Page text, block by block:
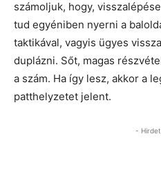
számoljuk, hogy,
tud egyéniben nyerni a
taktikával, vagyis ügyes
duplázni. Sőt, magas
a szám. Ha így lesz, akkor a
patthelyzetet jelent.
-